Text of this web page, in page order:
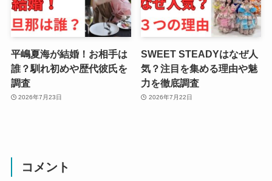
平嶋夏海が結婚！お相手は
誰？馴れ初めや歴代彼氏を
調査
2026年7月23日
SWEET STEADYはなぜ人
気？注目を集める理由や魅
力を徹底調査
2026年7月22日
コメント